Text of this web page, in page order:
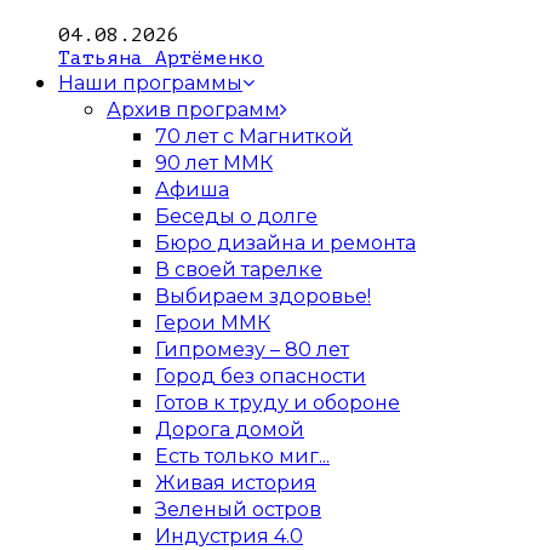
04.08.2026
Татьяна Артёменко
Наши программы
Архив программ
70 лет с Магниткой
90 лет ММК
Афиша
Беседы о долге
Бюро дизайна и ремонта
В своей тарелке
Выбираем здоровье!
Герои ММК
Гипромезу – 80 лет
Город без опасности
Готов к труду и обороне
Дорога домой
Есть только миг...
Живая история
Зеленый остров
Индустрия 4.0